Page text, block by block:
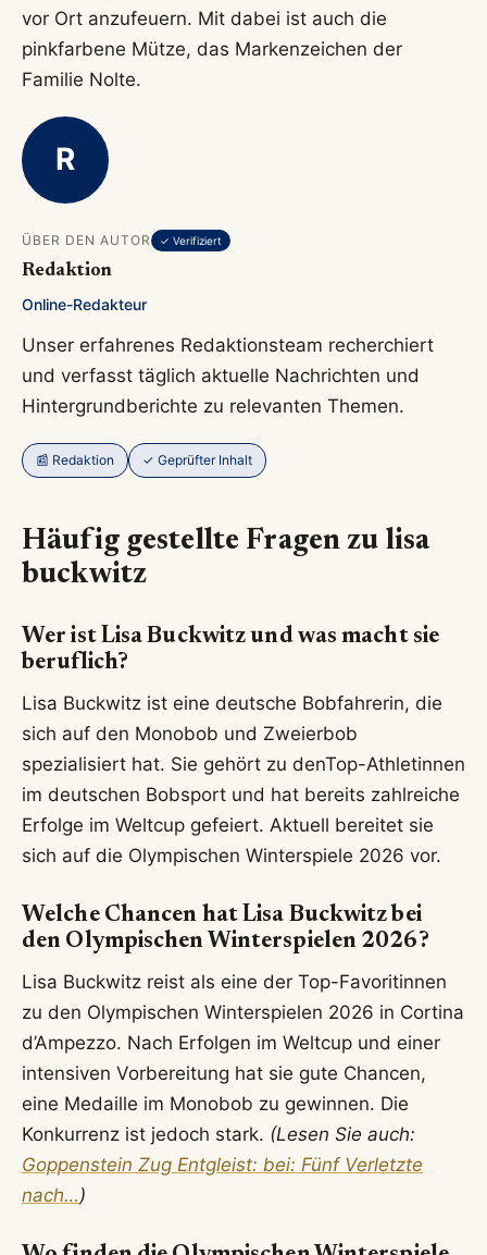
vor Ort anzufeuern. Mit dabei ist auch die
pinkfarbene Mütze, das Markenzeichen der
Familie Nolte.
R
ÜBER DEN AUTOR ✓ Verifiziert
Redaktion
Online-Redakteur
Unser erfahrenes Redaktionsteam recherchiert
und verfasst täglich aktuelle Nachrichten und
Hintergrundberichte zu relevanten Themen.
📰 Redaktion ✓ Geprüfter Inhalt
Häufig gestellte Fragen zu lisa
buckwitz
Wer ist Lisa Buckwitz und was macht sie
beruflich?
Lisa Buckwitz ist eine deutsche Bobfahrerin, die
sich auf den Monobob und Zweierbob
spezialisiert hat. Sie gehört zu denTop-Athletinnen
im deutschen Bobsport und hat bereits zahlreiche
Erfolge im Weltcup gefeiert. Aktuell bereitet sie
sich auf die Olympischen Winterspiele 2026 vor.
Welche Chancen hat Lisa Buckwitz bei
den Olympischen Winterspielen 2026?
Lisa Buckwitz reist als eine der Top-Favoritinnen
zu den Olympischen Winterspielen 2026 in Cortina
d’Ampezzo. Nach Erfolgen im Weltcup und einer
intensiven Vorbereitung hat sie gute Chancen,
eine Medaille im Monobob zu gewinnen. Die
Konkurrenz ist jedoch stark. (Lesen Sie auch:
Goppenstein Zug Entgleist: bei: Fünf Verletzte
nach…)